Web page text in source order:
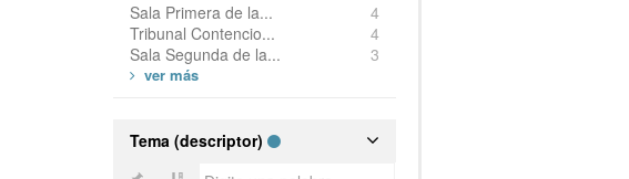
Sala Primera de la...
4
Tribunal Contencio...
4
Sala Segunda de la...
3
Tema (descriptor)